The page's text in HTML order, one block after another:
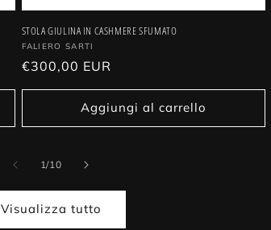
STOLA GIULINA IN CASHMERE SFUMATO
Fornitore:
FALIERO SARTI
Prezzo
€300,00 EUR
Aggiungi al carrello
1/su
10
Visualizza tutto